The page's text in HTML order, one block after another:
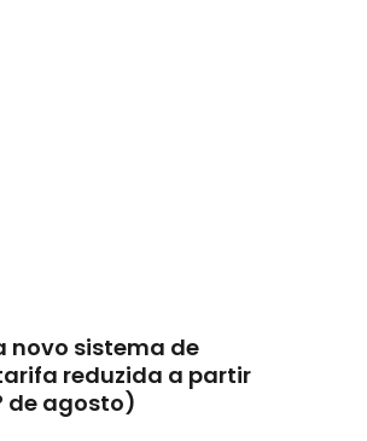
novo sistema de
reduzida a partir
de agosto)